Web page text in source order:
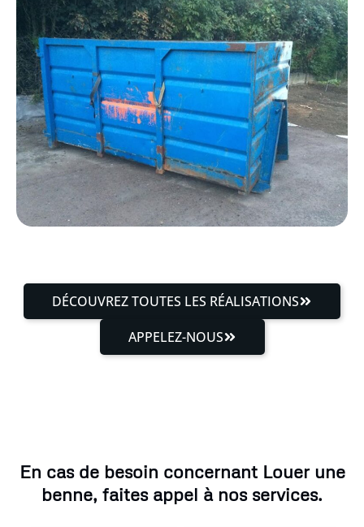
DÉCOUVREZ TOUTES LES RÉALISATIONS
APPELEZ-NOUS
En cas de besoin concernant Louer une
benne, faites appel à nos services.